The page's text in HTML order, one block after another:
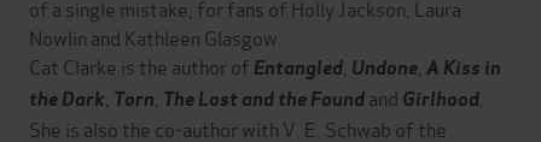
of a single mistake, for fans of Holly Jackson, Laura
Nowlin and Kathleen Glasgow.
Cat Clarke is the author of Entangled Undone A Kiss in
the Dark Torn The Lost and the Foundand Girlhood
She is also the co-author with V. E. Schwab of the